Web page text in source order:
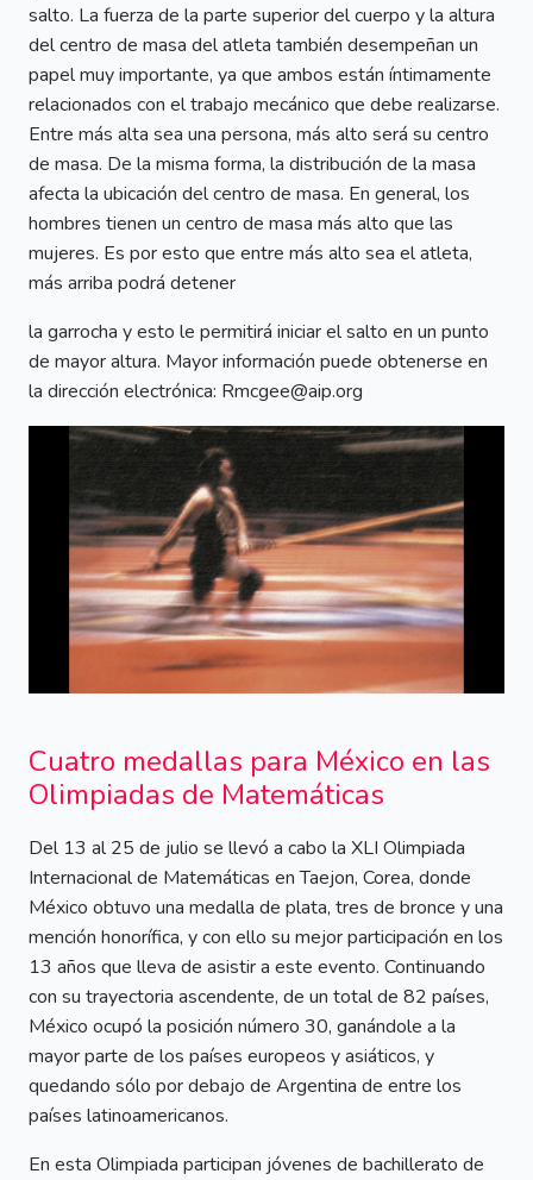
salto. La fuerza de la parte superior del cuerpo y la altura
del centro de masa del atleta también desempeñan un
papel muy importante, ya que ambos están íntimamente
relacionados con el trabajo mecánico que debe realizarse.
Entre más alta sea una persona, más alto será su centro
de masa. De la misma forma, la distribución de la masa
afecta la ubicación del centro de masa. En general, los
hombres tienen un centro de masa más alto que las
mujeres. Es por esto que entre más alto sea el atleta,
más arriba podrá detener
la garrocha y esto le permitirá iniciar el salto en un punto
de mayor altura. Mayor información puede obtenerse en
la dirección electrónica: Rmcgee@aip.org
Cuatro medallas para México en las
Olimpiadas de Matemáticas
Del 13 al 25 de julio se llevó a cabo la XLI Olimpiada
Internacional de Matemáticas en Taejon, Corea, donde
México obtuvo una medalla de plata, tres de bronce y una
mención honorífica, y con ello su mejor participación en los
13 años que lleva de asistir a este evento. Continuando
con su trayectoria ascendente, de un total de 82 países,
México ocupó la posición número 30, ganándole a la
mayor parte de los países europeos y asiáticos, y
quedando sólo por debajo de Argentina de entre los
países latinoamericanos.
En esta Olimpiada participan jóvenes de bachillerato de